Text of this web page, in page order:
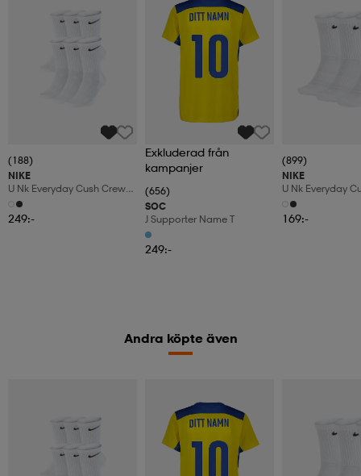
(188)
NIKE
U Nk Everyday Cush Crew
6pr-Bd
249:-
Exkluderad från
kampanjer
(656)
SOC
J Supporter Name T
249:-
(899)
NIKE
U Nk Everyday
3pr
169:-
Andra köpte även